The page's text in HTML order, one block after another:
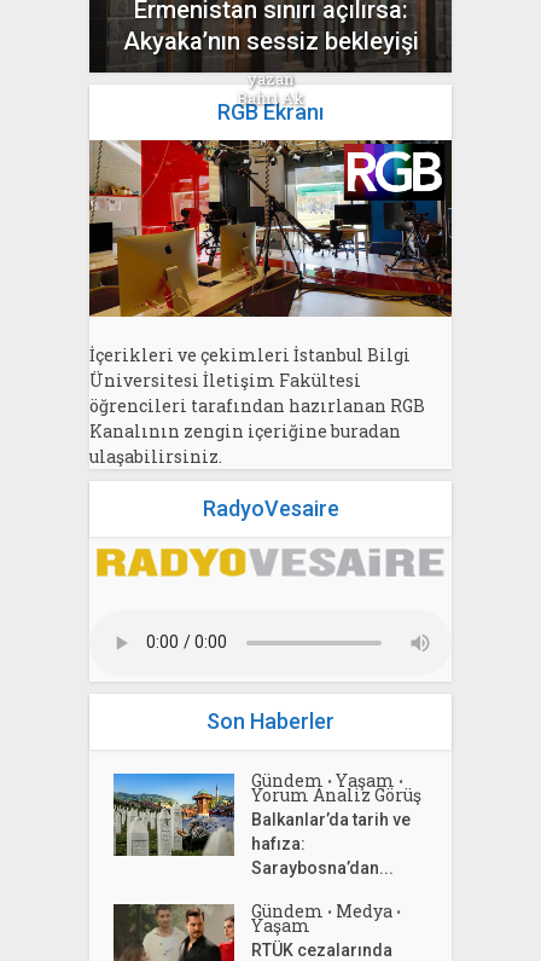
Ermenistan sınırı açılırsa:
Akyaka’nın sessiz bekleyişi
yazan
Bahri Ak
RGB Ekranı
İçerikleri ve çekimleri İstanbul Bilgi
Üniversitesi İletişim Fakültesi
öğrencileri tarafından hazırlanan RGB
Kanalının zengin içeriğine buradan
ulaşabilirsiniz.
RadyoVesaire
Son Haberler
Gündem • Yaşam •
Yorum Analiz Görüş
Balkanlar’da tarih ve
hafıza:
Saraybosna’dan...
Gündem • Medya •
Yaşam
RTÜK cezalarında